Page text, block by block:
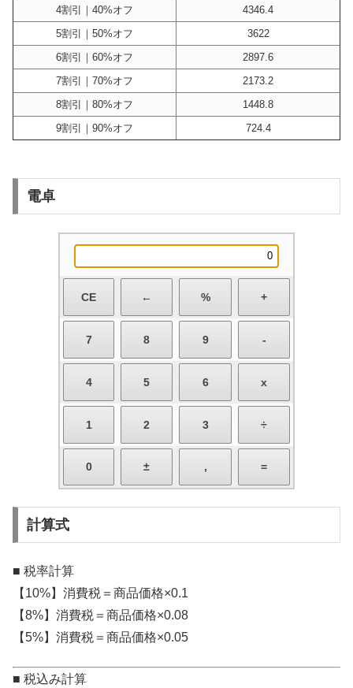
4割引｜40%オフ
4346.4
5割引｜50%オフ
3622
6割引｜60%オフ
2897.6
7割引｜70%オフ
2173.2
8割引｜80%オフ
1448.8
9割引｜90%オフ
724.4
電卓
計算式
■ 税率計算
【10%】消費税＝商品価格×0.1
【8%】消費税＝商品価格×0.08
【5%】消費税＝商品価格×0.05
■ 税込み計算